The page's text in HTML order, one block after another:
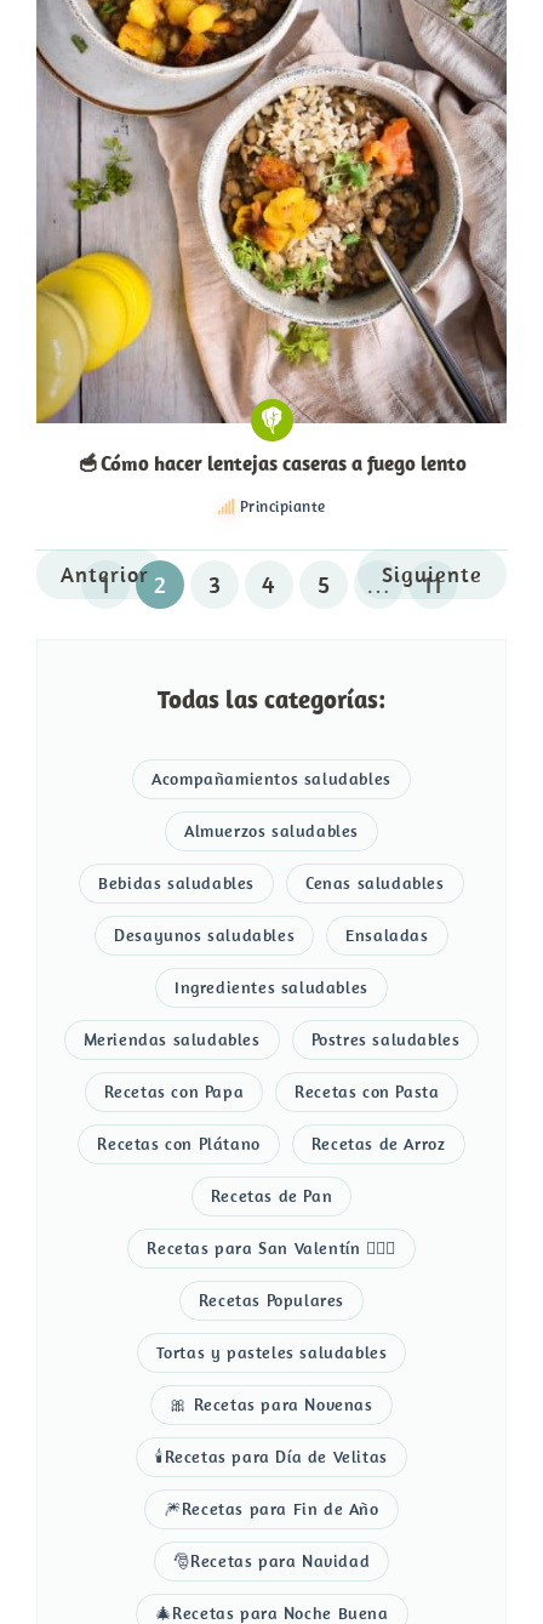
🥣 Cómo hacer lentejas caseras a fuego lento
Principiante
Anterior
1 2 3 4 5 … 11
Siguiente
Todas las categorías:
Acompañamientos saludables
Almuerzos saludables
Bebidas saludables Cenas saludables
Desayunos saludables Ensaladas
Ingredientes saludables
Meriendas saludables Postres saludables
Recetas con Papa Recetas con Pasta
Recetas con Plátano Recetas de Arroz
Recetas de Pan
Recetas para San Valentín 👩‍❤️‍👨
Recetas Populares
Tortas y pasteles saludables
🎀 Recetas para Novenas
🕯️Recetas para Día de Velitas
🎆Recetas para Fin de Año
🎅Recetas para Navidad
🎄Recetas para Noche Buena